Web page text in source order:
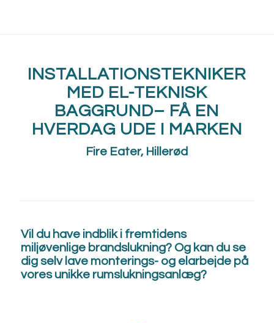
INSTALLATIONSTEKNIKER
MED EL-TEKNISK
BAGGRUND– FÅ EN
HVERDAG UDE I MARKEN
Fire Eater, Hillerød
Vil du have indblik i fremtidens
miljøvenlige brandslukning? Og kan du se
dig selv lave monterings- og elarbejde på
vores unikke rumslukningsanlæg?